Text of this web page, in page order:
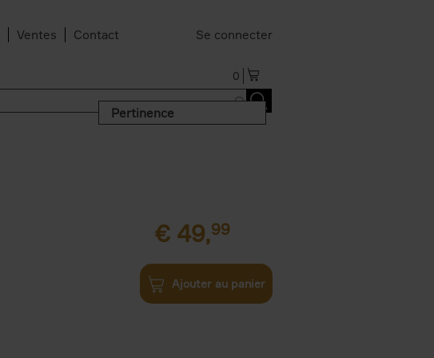
Ventes Contact Se connecter
0
Pertinence
€ 49,99
Ajouter au panier